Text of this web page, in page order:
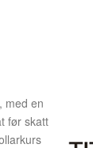
med en
før skatt